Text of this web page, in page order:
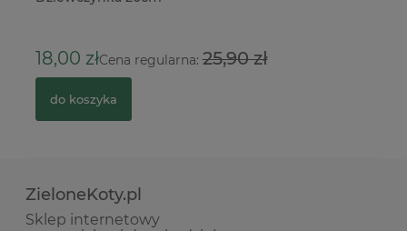
18,00 złCena regularna:25,90 zł
do koszyka
ZieloneKoty.pl
Sklep internetowy